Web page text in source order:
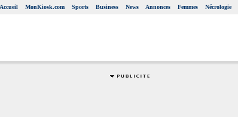
Accueil MonKiosk.com Sports Business News Annonces Femmes Nécrologie